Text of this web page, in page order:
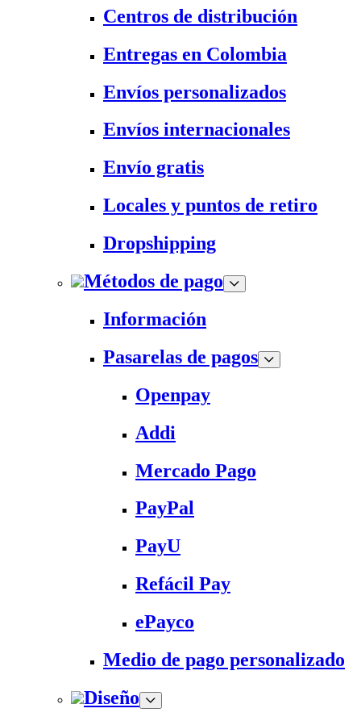
Centros de distribución
Entregas en Colombia
Envíos personalizados
Envíos internacionales
Envío gratis
Locales y puntos de retiro
Dropshipping
Métodos de pago
Información
Pasarelas de pagos
Openpay
Addi
Mercado Pago
PayPal
PayU
Refácil Pay
ePayco
Medio de pago personalizado
Diseño